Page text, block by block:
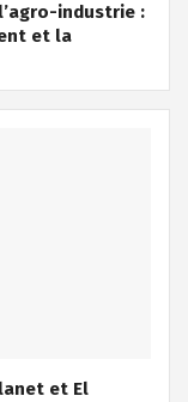
industrie :
et la
et El